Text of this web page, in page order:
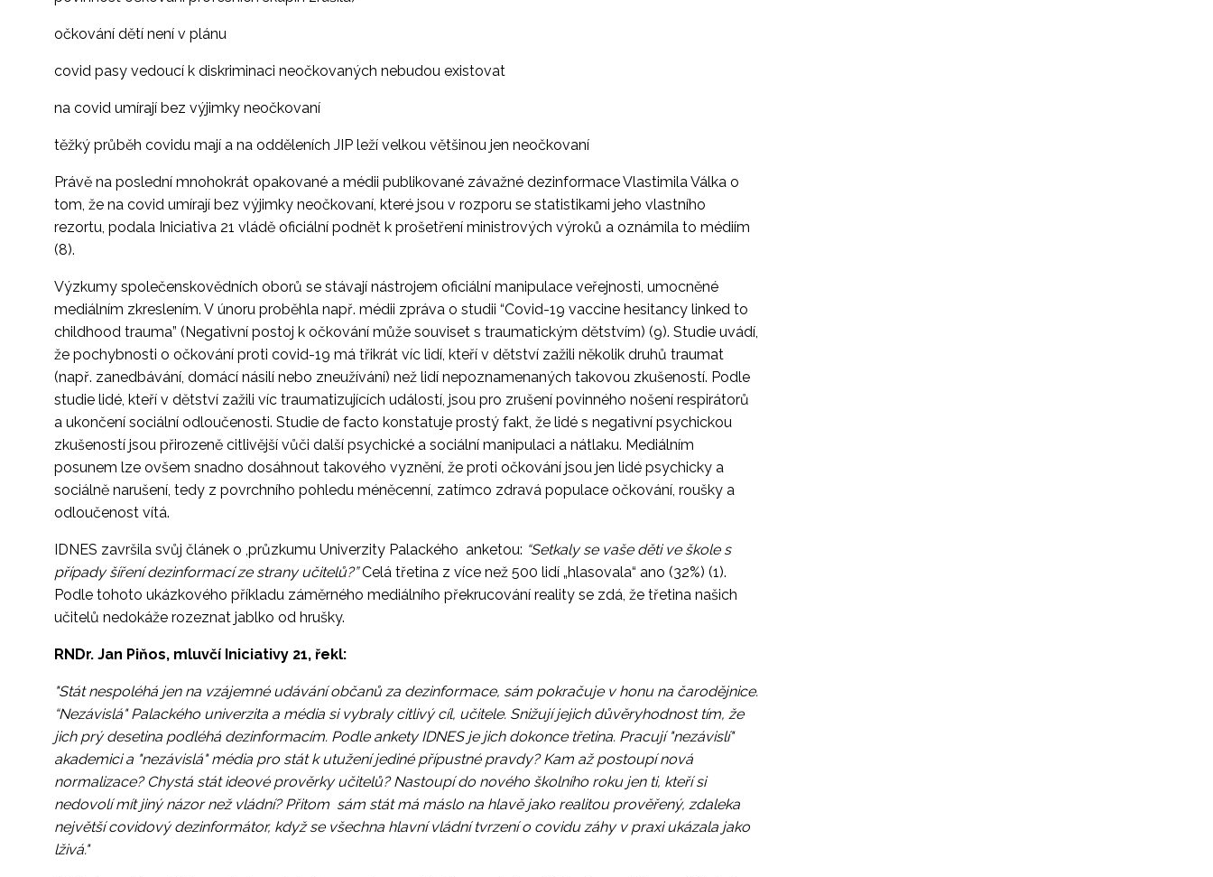
očkování dětí není v plánu
covid pasy vedoucí k diskriminaci neočkovaných nebudou existovat
na covid umírají bez výjimky neočkovaní
těžký průběh covidu mají a na odděleních JIP leží velkou většinou jen neočkovaní
Právě na poslední mnohokrát opakované a médii publikované závažné dezinformace Vlastimila Válka o
tom, že na covid umírají bez výjimky neočkovaní, které jsou v rozporu se statistikami jeho vlastního
rezortu, podala Iniciativa 21 vládě oficiální podnět k prošetření ministrových výroků a oznámila to médiím
(8).
Výzkumy společenskovědních oborů se stávají nástrojem oficiální manipulace veřejnosti, umocněné
mediálním zkreslením. V únoru proběhla např. médii zpráva o studii “Covid-19 vaccine hesitancy linked to
childhood trauma” (Negativní postoj k očkování může souviset s traumatickým dětstvím) (9). Studie uvádí,
že pochybnosti o očkování proti covid-19 má třikrát víc lidí, kteří v dětství zažili několik druhů traumat
(např. zanedbávání, domácí násilí nebo zneužívání) než lidí nepoznamenaných takovou zkušeností. Podle
studie lidé, kteří v dětství zažili víc traumatizujících událostí, jsou pro zrušení povinného nošení respirátorů
a ukončení sociální odloučenosti. Studie de facto konstatuje prostý fakt, že lidé s negativní psychickou
zkušeností jsou přirozeně citlivější vůči další psychické a sociální manipulaci a nátlaku. Mediálním
posunem lze ovšem snadno dosáhnout takového vyznění, že proti očkování jsou jen lidé psychicky a
sociálně narušení, tedy z povrchního pohledu méněcenní, zatímco zdravá populace očkování, roušky a
odloučenost vítá.
IDNES završila svůj článek o ,průzkumu Univerzity Palackého anketou: “Setkaly se vaše děti ve škole s
případy šíření dezinformací ze strany učitelů?”Celá třetina z více než 500 lidí „hlasovala“ ano (32%) (1).
Podle tohoto ukázkového příkladu záměrného mediálního překrucování reality se zdá, že třetina našich
učitelů nedokáže rozeznat jablko od hrušky.
RNDr. Jan Piňos, mluvčí Iniciativy 21, řekl:
"Stát nespoléhá jen na vzájemné udávání občanů za dezinformace, sám pokračuje v honu na čarodějnice.
“Nezávislá" Palackého univerzita a média si vybraly citlivý cíl, učitele. Snižují jejich důvěryhodnost tím, že
jich prý desetina podléhá dezinformacím. Podle ankety IDNES je jich dokonce třetina. Pracují "nezávislí"
akademici a "nezávislá" média pro stát k utužení jediné přípustné pravdy? Kam až postoupí nová
normalizace? Chystá stát ideové prověrky učitelů? Nastoupí do nového školního roku jen ti, kteří si
nedovolí mít jiný názor než vládní? Přitom sám stát má máslo na hlavě jako realitou prověřený, zdaleka
největší covidový dezinformátor, když se všechna hlavní vládní tvrzení o covidu záhy v praxi ukázala jako
lživá."